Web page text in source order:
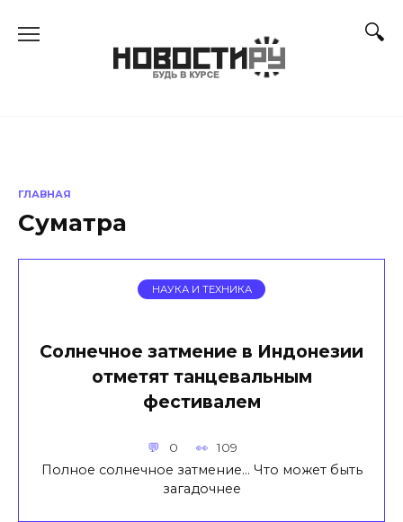
ГЛАВНАЯ
Суматра
НАУКА И ТЕХНИКА
Солнечное затмение в Индонезии
отметят танцевальным
фестивалем
0 109
Полное солнечное затмение… Что может быть
загадочнее